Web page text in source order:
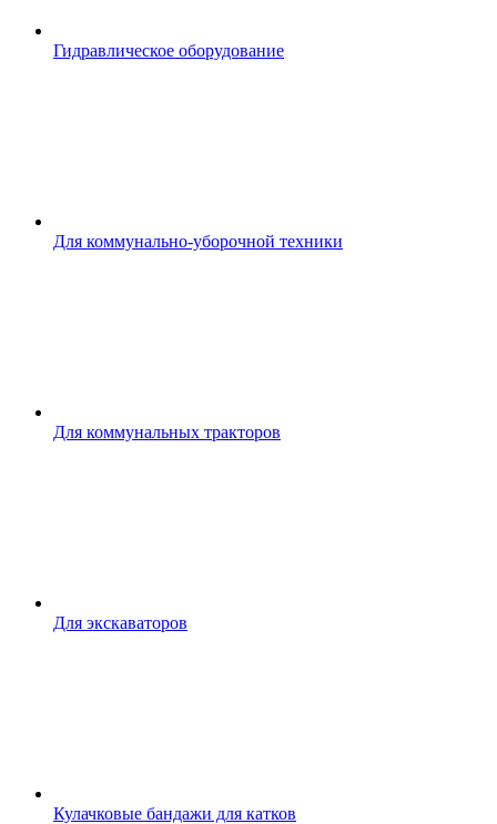
Гидравлическое оборудование
Для коммунально-уборочной техники
Для коммунальных тракторов
Для экскаваторов
Кулачковые бандажи для катков